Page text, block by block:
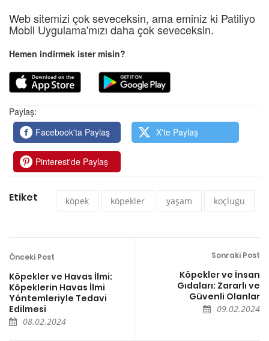
Web sitemizi çok seveceksin, ama eminiz ki Patiliyo
Mobil Uygulama'mızı daha çok seveceksin.
Hemen indirmek ister misin?
Paylaş:
Facebook'ta Paylaş
X'te Paylaş
Pinterest'de Paylaş
Etiket köpek köpekler yaşam koçlugu
Önceki Post
Köpekler ve Havas İlmi:
Köpeklerin Havas İlmi
Yöntemleriyle Tedavi
Edilmesi
08.02.2024
Sonraki Post
Köpekler ve İnsan
Gıdaları: Zararlı ve
Güvenli Olanlar
09.02.2024